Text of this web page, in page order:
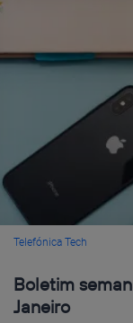
Telefónica Tech
Boletim
Janeiro